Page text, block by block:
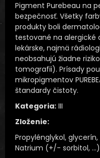
Pigment Purebeau na
bezpečnosť. Všetky
produkty boli
testované na alergické
lekárske, najmä
neobsahujú žiadne
tomografii). Prísady
mikropigmentov
štandardy čistoty.
Kategoria: III
Zloženie:
Propylénglykol,
Natrium (+/- sorbitol, …)